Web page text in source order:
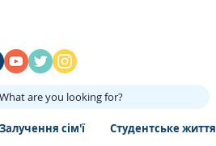
What are you looking for?
Залучення сім'ї Студентське життя